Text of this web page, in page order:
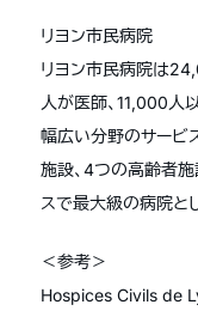
リヨン市民病院
リヨン市民病院は
人が医師、11,000人
幅広い分野のサービ
施設、4つの高齢者施
スで最大級の病院と
＜参考＞
Hospices Civils de